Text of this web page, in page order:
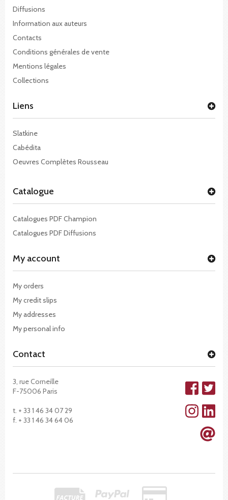
Diffusions
Information aux auteurs
Contacts
Conditions générales de vente
Mentions légales
Collections
Liens
Slatkine
Cabédita
Oeuvres Complètes Rousseau
Catalogue
Catalogues PDF Champion
Catalogues PDF Diffusions
My account
My orders
My credit slips
My addresses
My personal info
Contact
3, rue Corneille
F-75006 Paris
t. + 33 1 46 34 07 29
f. + 33 1 46 34 64 06